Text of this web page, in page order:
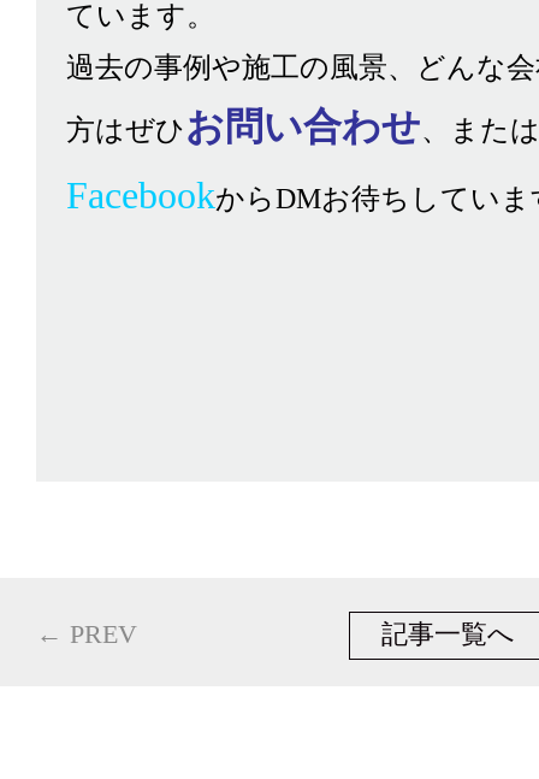
ています。
過去の事例や施工の風景、どんな
方はぜひお問い合わせ、または
FacebookからDMお待ちしていま
← PREV 記事一覧へ